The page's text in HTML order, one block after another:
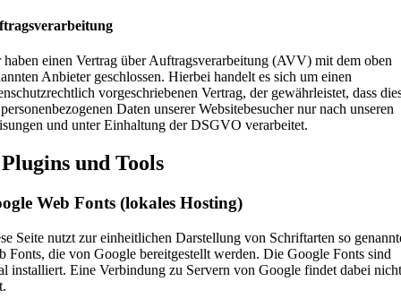
haben einen Vertrag über Auftragsverarbeitung (AVV) mit dem oben
Anbieter geschlossen. Hierbei handelt es sich um einen
vorgeschriebenen Vertrag, der gewährleistet, dass
Daten unserer Websitebesucher nur nach unseren
und unter Einhaltung der DSGVO verarbeitet.
und Tools
Web Fonts (lokales Hosting)
Seite nutzt zur einheitlichen Darstellung von Schriftarten so
Fonts, die von Google bereitgestellt werden. Die Google Fonts sind
installiert. Eine Verbindung zu Servern von Google findet dabei nicht